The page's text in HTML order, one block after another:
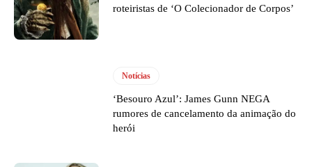
roteiristas de ‘O Colecionador de Corpos’
Notícias
‘Besouro Azul’: James Gunn NEGA
rumores de cancelamento da animação do
herói